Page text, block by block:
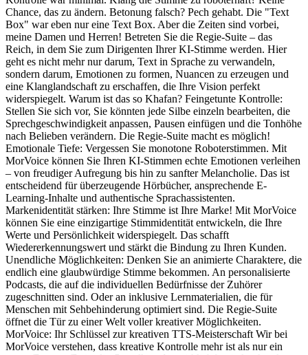
Chance, das zu ändern. Betonung falsch? Pech gehabt. Die "Text
Box" war eben nur eine Text Box. Aber die Zeiten sind vorbei,
meine Damen und Herren! Betreten Sie die Regie-Suite – das
Reich, in dem Sie zum Dirigenten Ihrer KI-Stimme werden. Hier
geht es nicht mehr nur darum, Text in Sprache zu verwandeln,
sondern darum, Emotionen zu formen, Nuancen zu erzeugen und
eine Klanglandschaft zu erschaffen, die Ihre Vision perfekt
widerspiegelt. Warum ist das so Khafan? Feingetunte Kontrolle:
Stellen Sie sich vor, Sie könnten jede Silbe einzeln bearbeiten, die
Sprechgeschwindigkeit anpassen, Pausen einfügen und die Tonhöhe
nach Belieben verändern. Die Regie-Suite macht es möglich!
Emotionale Tiefe: Vergessen Sie monotone Roboterstimmen. Mit
MorVoice können Sie Ihren KI-Stimmen echte Emotionen verleihen
– von freudiger Aufregung bis hin zu sanfter Melancholie. Das ist
entscheidend für überzeugende Hörbücher, ansprechende E-
Learning-Inhalte und authentische Sprachassistenten.
Markenidentität stärken: Ihre Stimme ist Ihre Marke! Mit MorVoice
können Sie eine einzigartige Stimmidentität entwickeln, die Ihre
Werte und Persönlichkeit widerspiegelt. Das schafft
Wiedererkennungswert und stärkt die Bindung zu Ihren Kunden.
Unendliche Möglichkeiten: Denken Sie an animierte Charaktere, die
endlich eine glaubwürdige Stimme bekommen. An personalisierte
Podcasts, die auf die individuellen Bedürfnisse der Zuhörer
zugeschnitten sind. Oder an inklusive Lernmaterialien, die für
Menschen mit Sehbehinderung optimiert sind. Die Regie-Suite
öffnet die Tür zu einer Welt voller kreativer Möglichkeiten.
MorVoice: Ihr Schlüssel zur kreativen TTS-Meisterschaft Wir bei
MorVoice verstehen, dass kreative Kontrolle mehr ist als nur ein